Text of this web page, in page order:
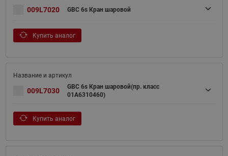
009L7020 GBC 6s Кран шаровой
Купить аналог
009L7030
GBC 6s Кран шаровой(пр. класс
01A6310460)
Купить аналог